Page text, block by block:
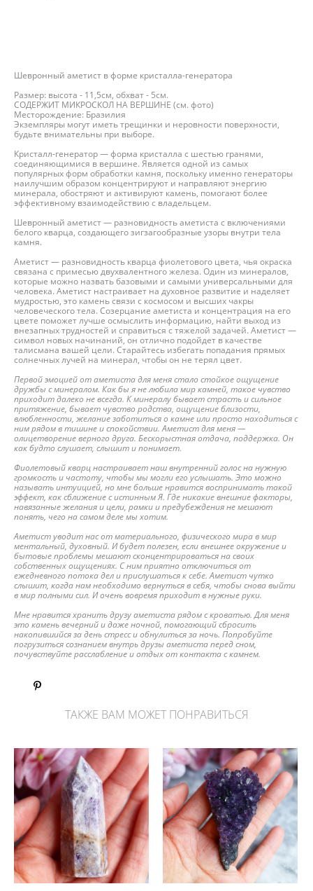
Шевронный аметист в форме кристалла-генератора
Размер: высота - 11,5см, обхват - 5см.
СОДЕРЖИТ МИКРОСКОЛ НА ВЕРШИНЕ (см. фото)
Месторождение: Бразилия
Экземпляры могут иметь трещинки и неровности поверхности,
будьте внимательны при выборе.
Кристалл-генератор — форма кристалла с шестью гранями,
соединяющимися в вершине. Является одной из самых
популярных форм обработки камня, поскольку именно генераторы
наилучшим образом концентрируют и направляют энергию
минерала, обостряют и активируют камень, помогают более
эффективному взаимодействию с владельцем.
Шевронный аметист — разновидность аметиста с включениями
белого кварца, создающего зигзагообразные узоры внутри тела
камня.
Аметист — разновидность кварца фиолетового цвета, чья окраска
связана с примесью двухвалентного железа. Один из минералов,
которые можно назвать базовыми и самыми универсальными для
человека. Аметист настраивает на духовное развитие и наделяет
мудростью, это камень связи с космосом и высших чакры
человеческого тела. Созерцание аметиста и концентрация на его
цвете поможет лучше осмыслить информацию, найти выход из
внезапных трудностей и справиться с тяжелой задачей. Аметист —
символ новых начинаний, он отлично подойдет в качестве
талисмана вашей цели. Старайтесь избегать попадания прямых
солнечных лучей на минерал, чтобы он не терял цвет.
Первой эмоцией от аметиста для меня стало стойкое ощущение
дружбы с минералом. Как бы я не любила мир камней, такое чувство
приходит далеко не всегда. К минералу бывает страсть и сильное
притяжение, бывает чувство родства, ощущение близости,
влюбленности, желание заботиться о камне или просто находиться с
ним рядом в тишине и спокойствии. Аметист для меня —
олицетворение верного друга. Бескорыстная отдача, поддержка. Он
как будто слушает, слышит и понимает.
Фиолетовый кварц настраивает наш внутренний голос на нужную
громкость и частоту, чтобы мы могли его услышать. Это можно
называть интуицией, но мне больше нравится воспринимать такой
эффект, как сближение с истинным Я. Где никакие внешние факторы,
навязанные желания и цели, рамки и предубеждения не мешают
понять, чего на самом деле мы хотим.
Аметист уводит нас от материального, физического мира в мир
ментальный, духовный. И будет полезен, если внешнее окружение и
бытовые проблемы мешают сконцентрироваться на своих
собственных ощущениях. С ним приятно отключиться от
ежедневного потока дел и прислушаться к себе. Аметист чутко
слышит, когда нам необходимо вернуться в себя, чтобы снова выйти
в мир полными сил. И очень вовремя приходит в нужные руки.
Мне нравится хранить друзу аметиста рядом с кроватью. Для меня
это камень вечерний и даже ночной, помогающий сбросить
накопившийся за день стресс и обнулиться за ночь. Попробуйте
погрузиться сознанием внутрь друзы аметиста перед сном,
почувствуйте расслабление и отдых от контакта с камнем.
ТАКЖЕ ВАМ МОЖЕТ ПОНРАВИТЬСЯ